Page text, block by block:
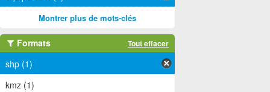
Montrer plus de mots-clés
Formats Tout effacer
shp (1)
kmz (1)